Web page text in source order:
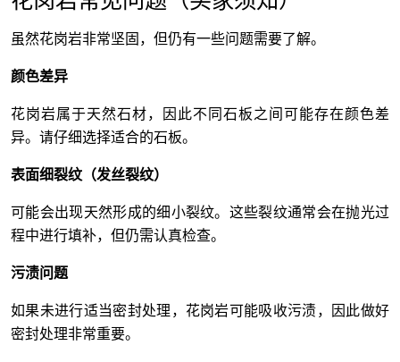
虽然花岗岩非常坚固，但仍有一些问题需要了解。
颜色差异
花岗岩属于天然石材，因此不同石板之间可能存在颜色差
异。请仔细选择适合的石板。
表面细裂纹（发丝裂纹）
可能会出现天然形成的细小裂纹。这些裂纹通常会在抛光过
程中进行填补，但仍需认真检查。
污渍问题
如果未进行适当密封处理，花岗岩可能吸收污渍，因此做好
密封处理非常重要。